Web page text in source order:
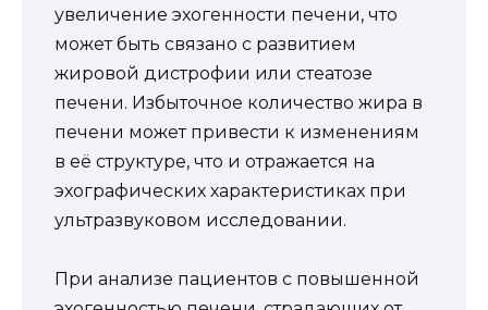
увеличение эхогенности печени, что
может быть связано с развитием
жировой дистрофии или стеатозе
печени. Избыточное количество жира в
печени может привести к изменениям
в её структуре, что и отражается на
эхографических характеристиках при
ультразвуковом исследовании.
При анализе пациентов с повышенной